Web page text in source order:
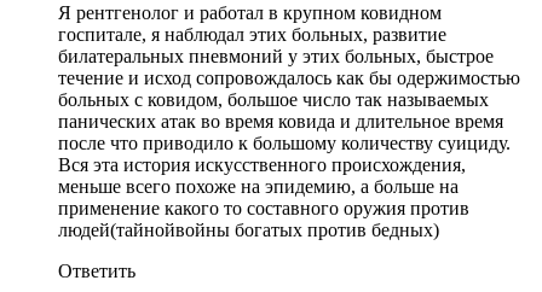
Я рентгенолог и работал в крупном ковидном
госпитале, я наблюдал этих больных, развитие
билатеральных пневмоний у этих больных, быстрое
течение и исход сопровождалось как бы одержимостью
больных с ковидом, большое число так называемых
панических атак во время ковида и длительное время
после что приводило к большому количеству суициду.
Вся эта история искусственного происхождения,
меньше всего похоже на эпидемию, а больше на
применение какого то составного оружия против
людей(тайнойвойны богатых против бедных)
Ответить